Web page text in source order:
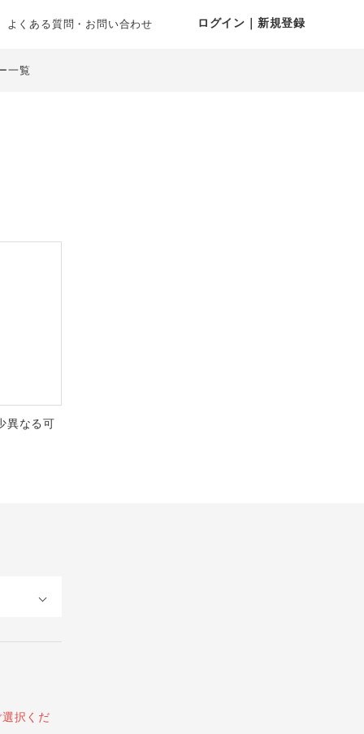
よくある質問・お問い合わせ ログイン｜新規登録
一覧
異なる可
択くだ